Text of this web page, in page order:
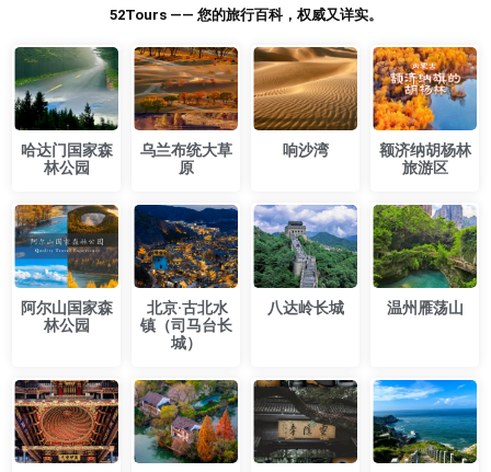
52Tours —— 您的旅行百科，权威又详实。
​哈达门国家森
林公园
乌兰布统大草
原
响沙湾
额济纳胡杨林
旅游区
​阿尔山国家森
林公园
​北京·古北水
镇（司马台长
城）
​八达岭长城 温州雁荡山